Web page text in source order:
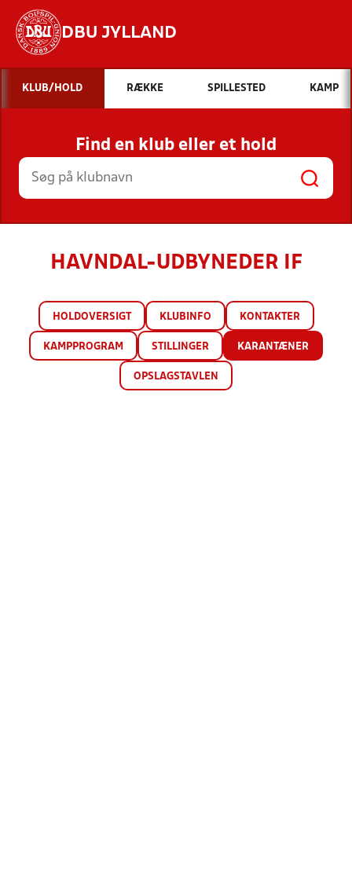
DBU JYLLAND
Hvad vil du søge efter?
INDHOLD OG NYHEDER
STILLINGER, RESULTATER, KLUBBER OG
HOLD
KLUB/HOLD RÆKKE SPILLESTED KAMP
Find en klub eller et hold
HAVNDAL-UDBYNEDER IF
HOLDOVERSIGT KLUBINFO KONTAKTER
KAMPPROGRAM STILLINGER KARANTÆNER
OPSLAGSTAVLEN